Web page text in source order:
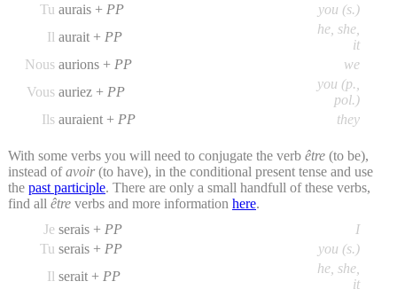
Tu aurais + PP
you (s.)
Il aurait + PP
he, she,
it
Nous aurions + PP
we
Vous auriez + PP
you (p.,
pol.)
Ils auraient + PP they
With some verbs you will need to conjugate the verb être (to be),
instead ofavoir(to have), in the conditional present tense and use
the past participle. There are only a small handfull of these verbs,
find all être verbs and more information here.
Je serais + PP
I
Tu serais + PP
you (s.)
Il serait + PP
he, she,
it